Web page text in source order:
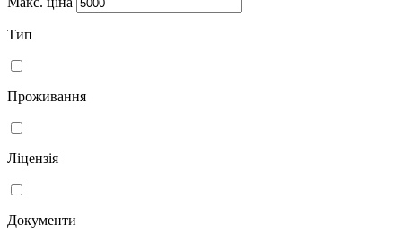
Тип
Проживання
Ліцензія
Документи